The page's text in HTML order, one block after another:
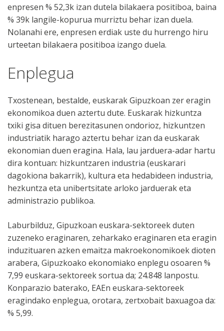
enpresen % 52,3k izan dutela bilakaera positiboa, baina
% 39k langile-kopurua murriztu behar izan duela.
Nolanahi ere, enpresen erdiak uste du hurrengo hiru
urteetan bilakaera positiboa izango duela.
Enplegua
Txostenean, bestalde, euskarak Gipuzkoan zer eragin
ekonomikoa duen aztertu dute. Euskarak hizkuntza
txiki gisa dituen berezitasunen ondorioz, hizkuntzen
industriatik harago aztertu behar izan da euskarak
ekonomian duen eragina. Hala, lau jarduera-adar hartu
dira kontuan: hizkuntzaren industria (euskarari
dagokiona bakarrik), kultura eta hedabideen industria,
hezkuntza eta unibertsitate arloko jarduerak eta
administrazio publikoa.
Laburbilduz, Gipuzkoan euskara-sektoreek duten
zuzeneko eraginaren, zeharkako eraginaren eta eragin
induzituaren azken emaitza makroekonomikoek dioten
arabera, Gipuzkoako ekonomiako enplegu osoaren %
7,99 euskara-sektoreek sortua da; 24.848 lanpostu.
Konparazio baterako, EAEn euskara-sektoreek
eragindako enplegua, orotara, zertxobait baxuagoa da:
% 5,99.